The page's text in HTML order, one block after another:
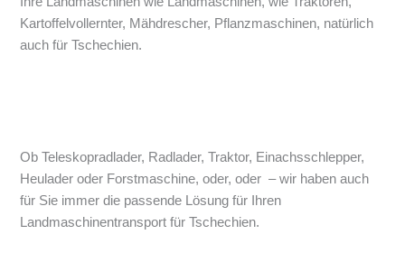
Kartoffelvollernter, Mähdrescher, Pflanzmaschinen, natürlich
auch für Tschechien.
Ob Teleskopradlader, Radlader, Traktor, Einachsschlepper,
Heulader oder Forstmaschine, oder, oder – wir haben auch
für Sie immer die passende Lösung für Ihren
Landmaschinentransport für Tschechien.